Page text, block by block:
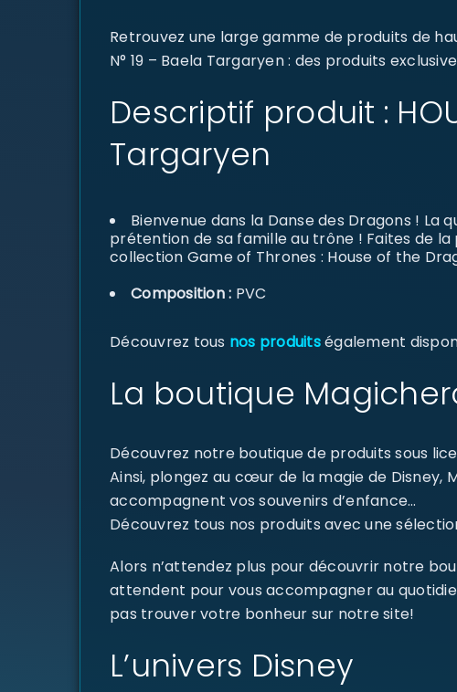
Retrouvez une large gamme de produits de
N° 19 – Baela Targaryen : des produits
Descriptif produit :
Targaryen
Bienvenue dans la Danse des Dragons !
prétention de sa famille au trône ! Faites de
collection Game of Thrones : House of the
Composition : PVC
Découvrez tous nos produitségalement
La boutique
Découvrez notre boutique de produits sous
Ainsi, plongez au cœur de la magie de
accompagnent vos souvenirs d’enfance…
Découvrez tous nos produits avec une
Alors n’attendez plus pour découvrir notre
attendent pour vous accompagner au
pas trouver votre bonheur sur notre site!
L’univers Disney